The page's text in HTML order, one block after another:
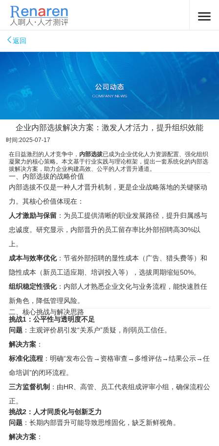
返回
企业内部选拔解决方案：激发人才活力，提升组织效能
时间:2025-07-17
在日益激烈的人才竞争中， 内部选拔已成为企业优化人力资源配置、强化组织
凝聚力的核心策略。本文基于行业实践与理论框架，提出一套系统化的内部选
拔解决方案，助力企业构建高效、公平的人才晋升通道。
一、内部选拔的战略价值
内部选拔不仅是一种人才晋升机制，更是企业战略落地的关键驱动
力。其核心价值体现在：
人才激励与保留 ：为员工提供清晰的职业发展路径，提升归属感与
忠诚度。研究显示，内部晋升的员工留存率比外部招聘高30%以
上。
成本与效率优化：节省外部招聘的显性成本（广告、猎头费等）和
隐性成本（新员工适应期、培训投入等），选拔周期缩短50%。
组织稳定性强化：内部人才熟悉企业文化与业务流程，能快速胜任
新角色，降低管理风险。
二、核心挑战与解决思路
挑战1：公平性与透明度不足
问题：主观评价易引发“关系户”质疑，削弱员工信任。
解决方案：
标准化流程：明确“发布公告→资格审查→多维评估→结果公示→任
命培训”的闭环流程。
三方监督机制：由HR、高管、员工代表组成评审小组，确保流程公
正。
挑战2：人才同质化与创新乏力
问题：长期内部晋升可能导致思维固化，缺乏新鲜视角。
解决方案：